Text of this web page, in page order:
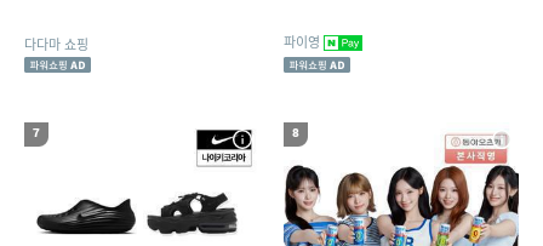
다다마 쇼핑 파이영
7 8